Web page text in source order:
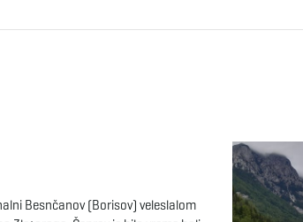
Besnčanov (Borisov) veleslalom